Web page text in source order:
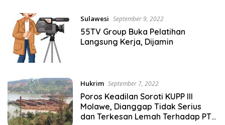
Sulawesi September 9, 2022
55TV Group Buka Pelatihan
Langsung Kerja, Dijamin
Hukrim September 7, 2022
Poros Keadilan Soroti KUPP III
Molawe, Dianggap Tidak Serius
dan Terkesan Lemah Terhadap PT